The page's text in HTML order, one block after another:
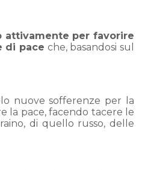
attivamente per favorire
di pace che, basandosi sul
nuove sofferenze per la
la pace, facendo tacere le
di quello russo, delle